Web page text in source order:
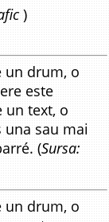
)
un drum, o
este
un text, o
una sau mai
(Sursa:
un drum, o